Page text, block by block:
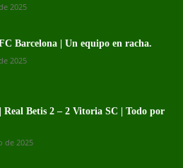
2025
Barcelona | Un equipo en racha.
2025
Real Betis 2 – 2 Vitoria SC | Todo por
de 2025